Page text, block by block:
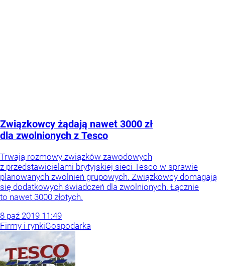
Związkowcy żądają nawet 3000 zł
dla zwolnionych z Tesco
Trwają rozmowy związków zawodowych
z przedstawicielami brytyjskiej sieci Tesco w sprawie
planowanych zwolnień grupowych. Związkowcy domagają
się dodatkowych świadczeń dla zwolnionych. Łącznie
to nawet 3000 złotych.
8 paź 2019 11:49
Firmy i rynkiGospodarka